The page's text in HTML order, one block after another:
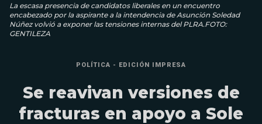
La escasa presencia de candidatos liberales en un encuentro
encabezado por la aspirante a la intendencia de Asunción Soledad
Núñez volvió a exponer las tensiones internas del PLRA.FOTO:
GENTILEZA
POLÍTICA - EDICIÓN IMPRESA
Se reavivan versiones de
fracturas en apoyo a Sole